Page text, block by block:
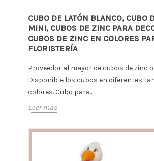
CUBO DE LATÓN BLANCO, CUBO
MINI, CUBOS DE ZINC PARA
CUBOS DE ZINC EN COLORES
FLORISTERÍA
Proveedor al mayor de cubos de zinc
Disponible los cubos en diferentes
colores. Cubo para...
Leer más